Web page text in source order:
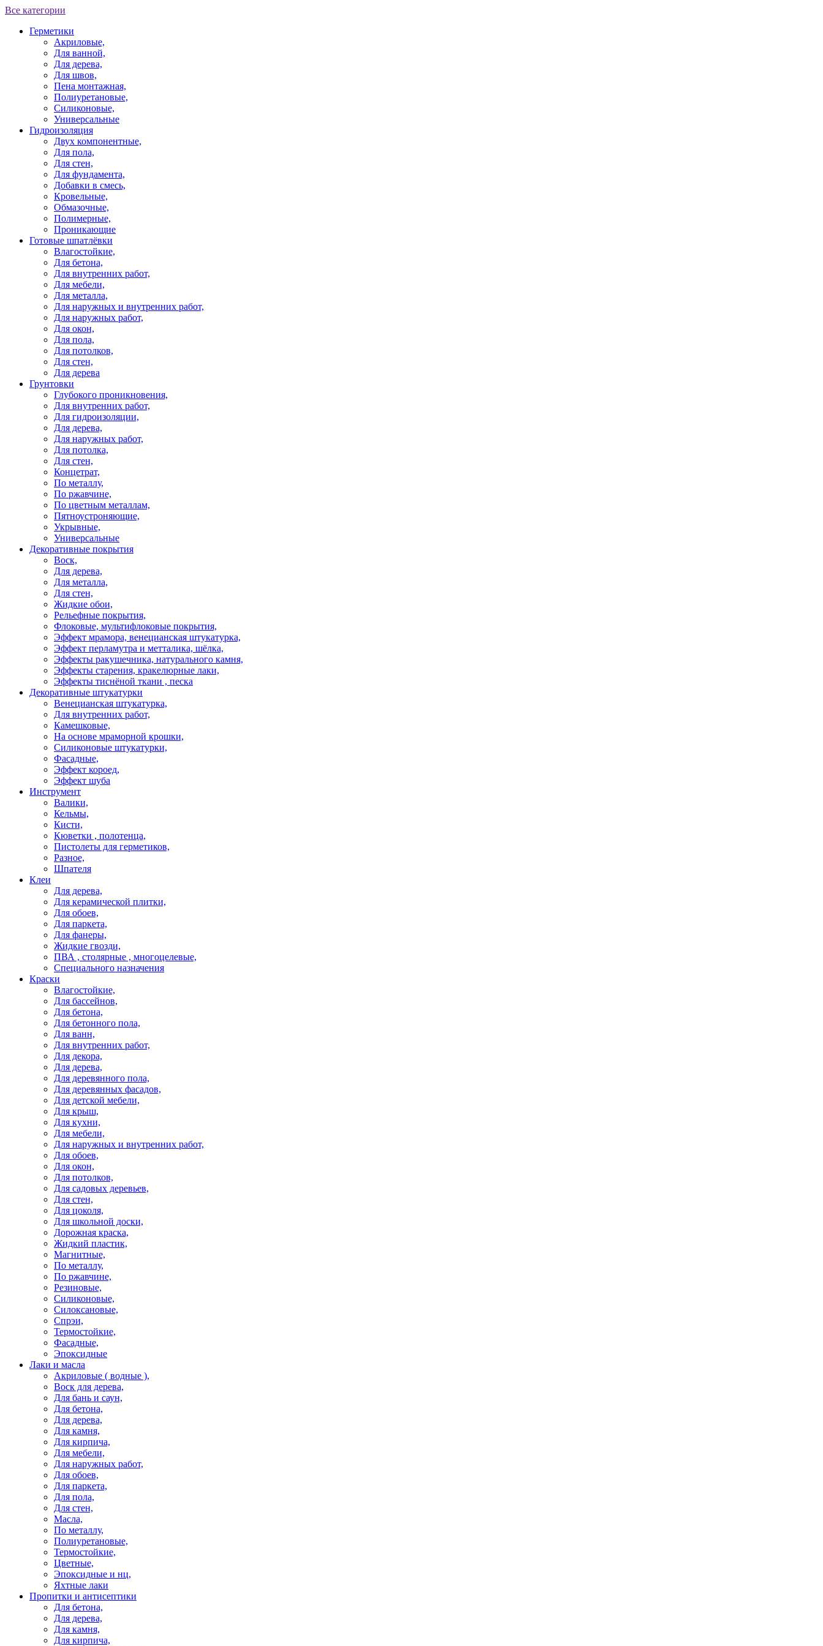
Все категории
Герметики
Акриловые,
Для ванной,
Для дерева,
Для швов,
Пена монтажная,
Полиуретановые,
Силиконовые,
Универсальные
Гидроизоляция
Двух компонентные,
Для пола,
Для стен,
Для фундамента,
Добавки в смесь,
Кровельные,
Обмазочные,
Полимерные,
Проникающие
Готовые шпатлёвки
Влагостойкие,
Для бетона,
Для внутренних работ,
Для мебели,
Для металла,
Для наружных и внутренних работ,
Для наружных работ,
Для окон,
Для пола,
Для потолков,
Для стен,
Для дерева
Грунтовки
Глубокого проникновения,
Для внутренних работ,
Для гидроизоляции,
Для дерева,
Для наружных работ,
Для потолка,
Для стен,
Концетрат,
По металлу,
По ржавчине,
По цветным металлам,
Пятноустроняющие,
Укрывные,
Универсальные
Декоративные покрытия
Воск,
Для дерева,
Для металла,
Для стен,
Жидкие обои,
Рельефные покрытия,
Флоковые, мультифлоковые покрытия,
Эффект мрамора, венецианская штукатурка,
Эффект перламутра и метталика, шёлка,
Эффекты ракушечника, натурального камня,
Эффекты старения, кракелюрные лаки,
Эффекты тиснёной ткани , песка
Декоративные штукатурки
Венецианская штукатурка,
Для внутренних работ,
Камешковые,
На основе мраморной крошки,
Силиконовые штукатурки,
Фасадные,
Эффект короед,
Эффект шуба
Инструмент
Валики,
Кельмы,
Кисти,
Кюветки , полотенца,
Пистолеты для герметиков,
Разное,
Шпателя
Клеи
Для дерева,
Для керамической плитки,
Для обоев,
Для паркета,
Для фанеры,
Жидкие гвозди,
ПВА , столярные , многоцелевые,
Специального назначения
Краски
Влагостойкие,
Для бассейнов,
Для бетона,
Для бетонного пола,
Для ванн,
Для внутренних работ,
Для декора,
Для дерева,
Для деревянного пола,
Для деревянных фасадов,
Для детской мебели,
Для крыш,
Для кухни,
Для мебели,
Для наружных и внутренних работ,
Для обоев,
Для окон,
Для потолков,
Для садовых деревьев,
Для стен,
Для цоколя,
Для школьной доски,
Дорожная краска,
Жидкий пластик,
Магнитные,
По металлу,
По ржавчине,
Резиновые,
Силиконовые,
Силоксановые,
Спрэи,
Термостойкие,
Фасадные,
Эпоксидные
Лаки и масла
Акриловые ( водные ),
Воск для дерева,
Для бань и саун,
Для бетона,
Для дерева,
Для камня,
Для кирпича,
Для мебели,
Для наружных работ,
Для обоев,
Для паркета,
Для пола,
Для стен,
Масла,
По металлу,
Полиуретановые,
Термостойкие,
Цветные,
Эпоксидные и нц,
Яхтные лаки
Пропитки и антисептики
Для бетона,
Для дерева,
Для камня,
Для кирпича,